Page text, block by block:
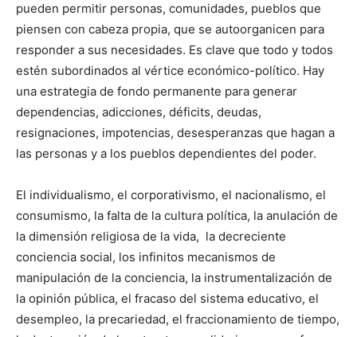
pueden permitir personas, comunidades, pueblos que
piensen con cabeza propia, que se autoorganicen para
responder a sus necesidades. Es clave que todo y todos
estén subordinados al vértice económico-político. Hay
una estrategia de fondo permanente para generar
dependencias, adicciones, déficits, deudas,
resignaciones, impotencias, desesperanzas que hagan a
las personas y a los pueblos dependientes del poder.
El individualismo, el corporativismo, el nacionalismo, el
consumismo, la falta de la cultura política, la anulación de
la dimensión religiosa de la vida, la decreciente
conciencia social, los infinitos mecanismos de
manipulación de la conciencia, la instrumentalización de
la opinión pública, el fracaso del sistema educativo, el
desempleo, la precariedad, el fraccionamiento de tiempo,